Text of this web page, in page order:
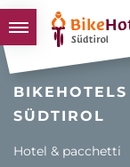
HOTELS
TOUR &
BIKEHOTELS
SÜDTIROL
Hotel & pacchetti